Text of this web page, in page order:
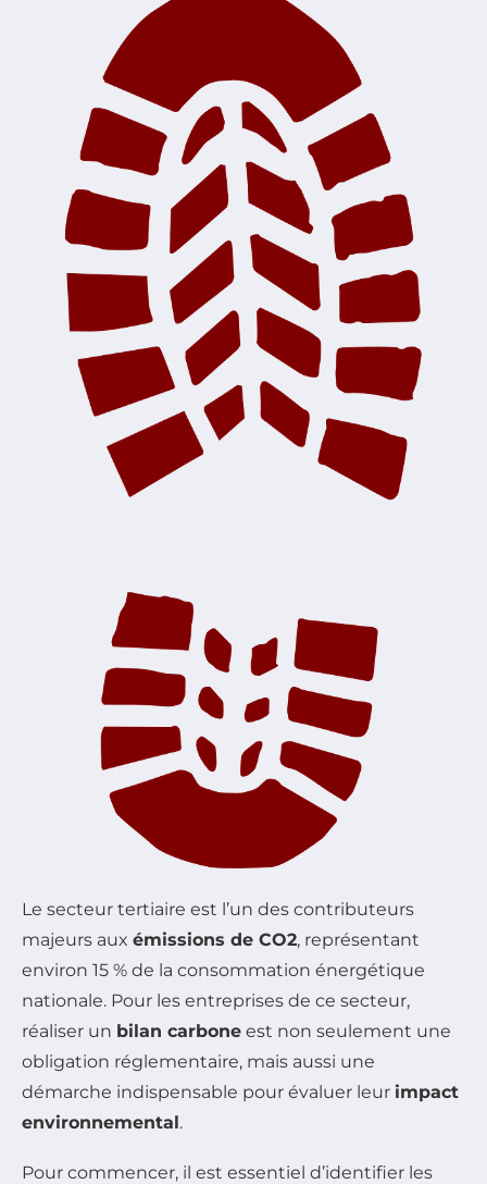
Le secteur tertiaire est l’un des contributeurs
majeurs aux émissions de CO2, représentant
environ 15 % de la consommation énergétique
nationale. Pour les entreprises de ce secteur,
réaliser un bilan carbone est non seulement une
obligation réglementaire, mais aussi une
démarche indispensable pour évaluer leur impact
environnemental.
Pour commencer, il est essentiel d’identifier les